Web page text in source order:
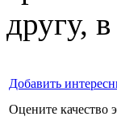
другу,
Добавить
Оцените качество